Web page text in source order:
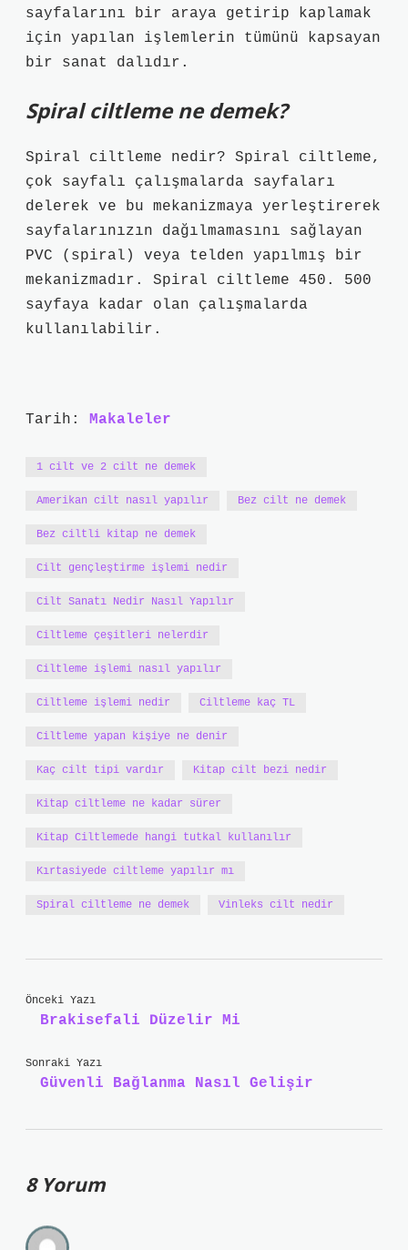
sayfalarını bir araya getirip kaplamak
için yapılan işlemlerin tümünü kapsayan
bir sanat dalıdır.
Spiral ciltleme ne demek?
Spiral ciltleme nedir? Spiral ciltleme,
çok sayfalı çalışmalarda sayfaları
delerek ve bu mekanizmaya yerleştirerek
sayfalarınızın dağılmamasını sağlayan
PVC (spiral) veya telden yapılmış bir
mekanizmadır. Spiral ciltleme 450. 500
sayfaya kadar olan çalışmalarda
kullanılabilir.
Tarih: Makaleler
1 cilt ve 2 cilt ne demek
Amerikan cilt nasıl yapılır Bez cilt ne demek
Bez ciltli kitap ne demek
Cilt gençleştirme işlemi nedir
Cilt Sanatı Nedir Nasıl Yapılır
Ciltleme çeşitleri nelerdir
Ciltleme işlemi nasıl yapılır
Ciltleme işlemi nedir Ciltleme kaç TL
Ciltleme yapan kişiye ne denir
Kaç cilt tipi vardır Kitap cilt bezi nedir
Kitap ciltleme ne kadar sürer
Kitap Ciltlemede hangi tutkal kullanılır
Kırtasiyede ciltleme yapılır mı
Spiral ciltleme ne demek Vinleks cilt nedir
Önceki Yazı
Brakisefali Düzelir Mi
Sonraki Yazı
Güvenli Bağlanma Nasıl Gelişir
8 Yorum